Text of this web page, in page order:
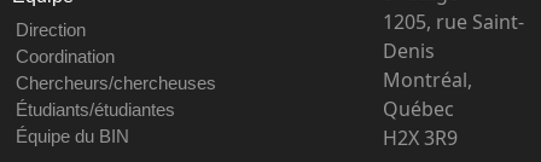
Direction
Coordination
Chercheurs/chercheuses
Étudiants/étudiantes
Équipe du BIN
1205, rue Saint-
Denis
Montréal,
Québec
H2X 3R9